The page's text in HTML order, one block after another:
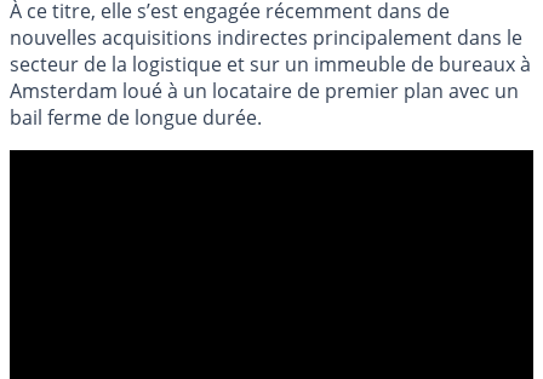
À ce titre, elle s’est engagée récemment dans de
nouvelles acquisitions indirectes principalement dans le
secteur de la logistique et sur un immeuble de bureaux à
Amsterdam loué à un locataire de premier plan avec un
bail ferme de longue durée.